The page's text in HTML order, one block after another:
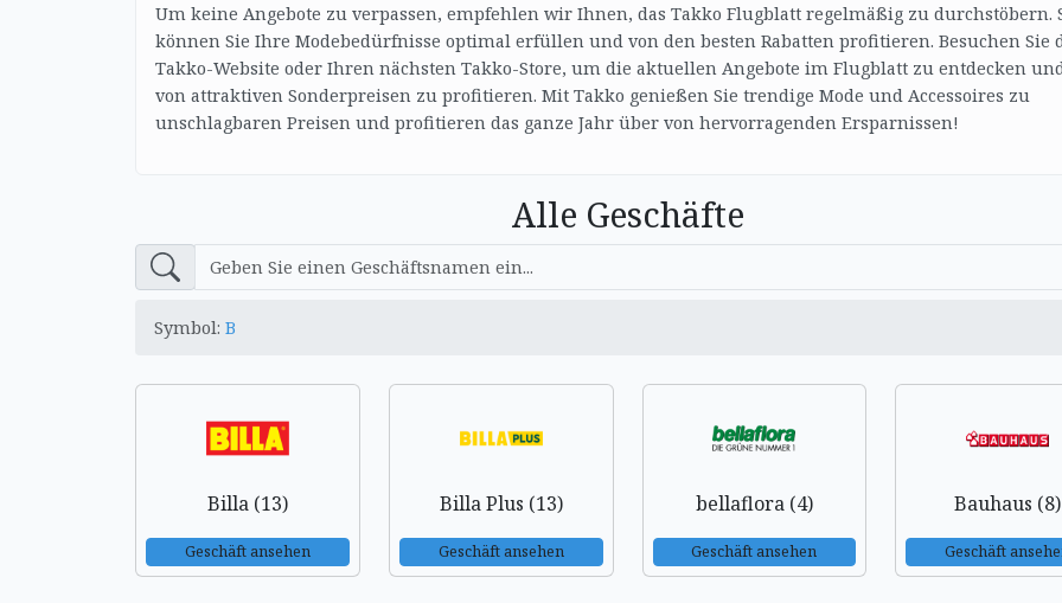
Um keine Angebote zu verpassen, empfehlen wir Ihnen, das Takko Flugblatt regelmäßig zu durchstöbern.
können Sie Ihre Modebedürfnisse optimal erfüllen und von den besten Rabatten profitieren. Besuchen Sie
Takko-Website oder Ihren nächsten Takko-Store, um die aktuellen Angebote im Flugblatt zu entdecken
von attraktiven Sonderpreisen zu profitieren. Mit Takko genießen Sie trendige Mode und Accessoires zu
unschlagbaren Preisen und profitieren das ganze Jahr über von hervorragenden Ersparnissen!
Alle Geschäfte
Symbol: B
Billa (13)
Geschäft ansehen
Billa Plus (13)
Geschäft ansehen
bellaflora (4)
Geschäft ansehen
Bauhaus (8)
Geschäft